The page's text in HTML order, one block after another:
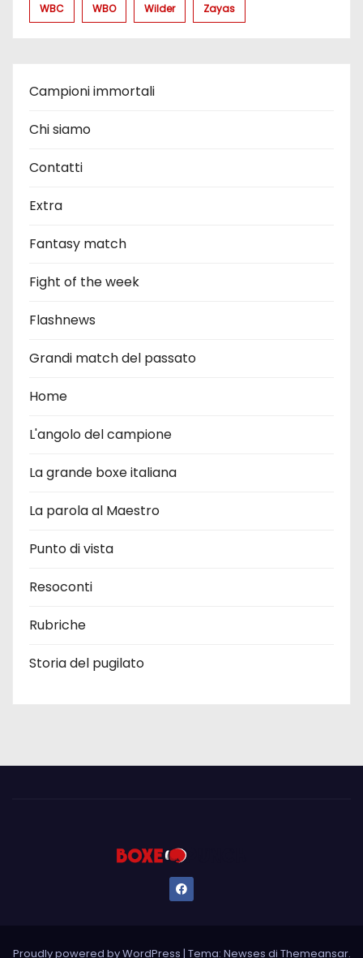
WBC WBO Wilder Zayas
Campioni immortali
Chi siamo
Contatti
Extra
Fantasy match
Fight of the week
Flashnews
Grandi match del passato
Home
L'angolo del campione
La grande boxe italiana
La parola al Maestro
Punto di vista
Resoconti
Rubriche
Storia del pugilato
Proudly powered by WordPress | Tema: Newses di Themeansar.